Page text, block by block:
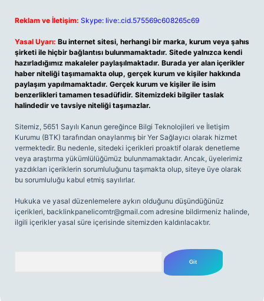
Reklam ve İletişim: Skype: live:.cid.575569c608265c69
Yasal Uyarı: Bu internet sitesi, herhangi bir marka, kurum veya şahıs
şirketi ile hiçbir bağlantısı bulunmamaktadır. Sitede yalnızca kendi
hazırladığımız makaleler paylaşılmaktadır. Burada yer alan içerikler
haber niteliği taşımamakta olup, gerçek kurum ve kişiler hakkında
paylaşım yapılmamaktadır. Gerçek kurum ve kişiler ile isim
benzerlikleri tamamen tesadüfidir. Sitemizdeki bilgiler taslak
halindedir ve tavsiye niteliği taşımazlar.
Sitemiz, 5651 Sayılı Kanun gereğince Bilgi Teknolojileri ve İletişim
Kurumu (BTK) tarafından onaylanmış bir Yer Sağlayıcı olarak hizmet
vermektedir. Bu nedenle, sitedeki içerikleri proaktif olarak denetleme
veya araştırma yükümlülüğümüz bulunmamaktadır. Ancak, üyelerimiz
yazdıkları içeriklerin sorumluluğunu taşımakta olup, siteye üye olarak
bu sorumluluğu kabul etmiş sayılırlar.
Hukuka ve yasal düzenlemelere aykırı olduğunu düşündüğünüz
içerikleri, backlinkpanelicomtr@gmail.com adresine bildirmeniz halinde,
ilgili içerikler yasal süre içerisinde sitemizden kaldırılacaktır.